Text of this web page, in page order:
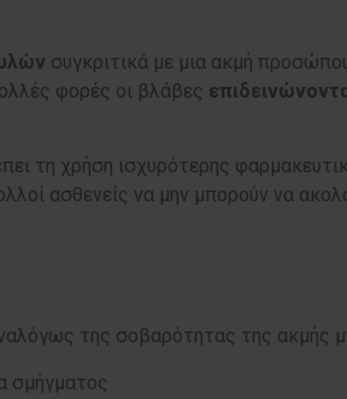
συγκριτικά με μια ακμή
φορές οι βλάβες
τη χρήση ισχυρότερης
ασθενείς να μην μπορούν να
της σοβαρότητας της ακμής
σμήγματος